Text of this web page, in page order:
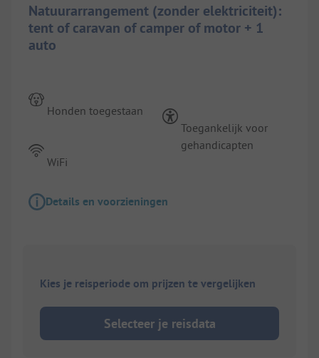
Natuurarrangement (zonder elektriciteit):
tent of caravan of camper of motor + 1
auto
Honden toegestaan
WiFi
Toegankelijk voor
gehandicapten
Details en voorzieningen
Kies je reisperiode om prijzen te vergelijken
Selecteer je reisdata